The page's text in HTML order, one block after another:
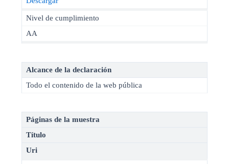
Nivel de cumplimiento
AA
Alcance de la declaración
Todo el contenido de la web pública
Páginas de la muestra
Título
Uri